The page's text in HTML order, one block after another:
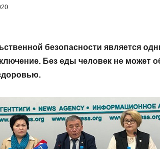
безопасности является
Без еды человек не может